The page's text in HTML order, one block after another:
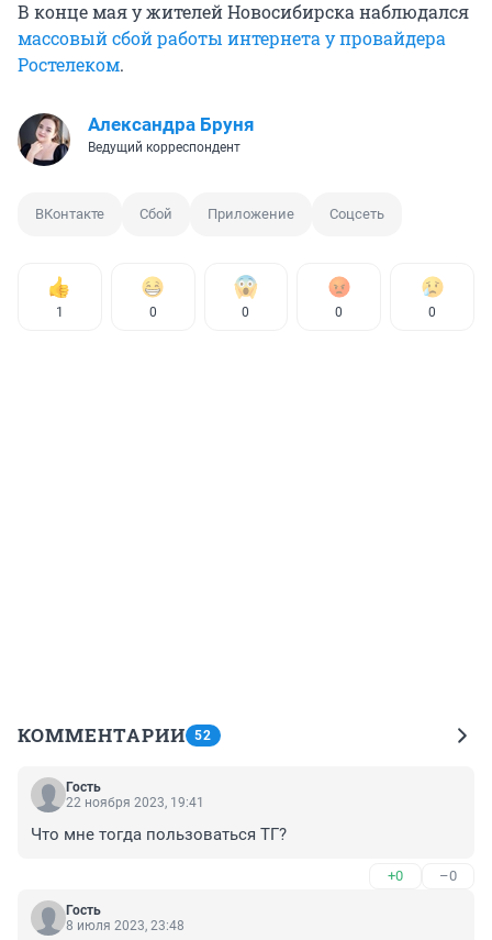
В конце мая у жителей Новосибирска наблюдался
массовый сбой работы интернета у провайдера
Ростелеком.
Александра Бруня
Ведущий корреспондент
ВКонтакте Сбой Приложение Соцсеть
1 0 0 0 0
КОММЕНТАРИИ 52
Гость
22 ноября 2023, 19:41
Что мне тогда пользоваться ТГ?
+0 –0
Гость
8 июля 2023, 23:48